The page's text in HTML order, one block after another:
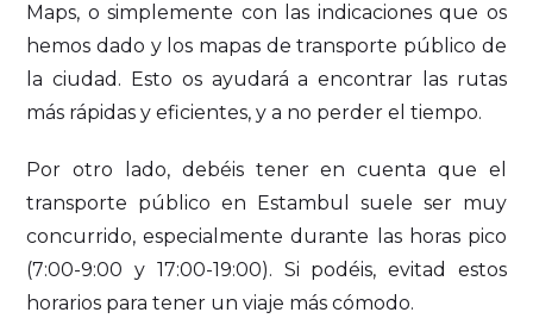
Maps, o simplemente con las indicaciones que os
hemos dado y los mapas de transporte público de
la ciudad. Esto os ayudará a encontrar las rutas
más rápidas y eficientes, y a no perder el tiempo.
Por otro lado, debéis tener en cuenta que el
transporte público en Estambul suele ser muy
concurrido, especialmente durante las horas pico
(7:00-9:00 y 17:00-19:00). Si podéis, evitad estos
horarios para tener un viaje más cómodo.